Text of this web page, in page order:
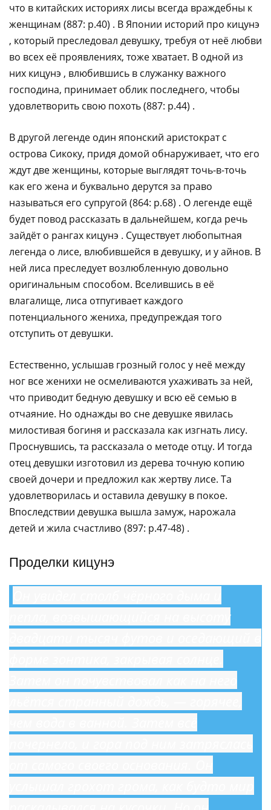
что в китайских историях лисы всегда враждебны к
женщинам (887: p.40) . В Японии историй про кицунэ
, который преследовал девушку, требуя от неё любви
во всех её проявлениях, тоже хватает. В одной из
них кицунэ , влюбившись в служанку важного
господина, принимает облик последнего, чтобы
удовлетворить свою похоть (887: p.44) .
В другой легенде один японский аристократ c
острова Сикоку, придя домой обнаруживает, что его
ждут две женщины, которые выглядят точь-в-точь
как его жена и буквально дерутся за право
называться его супругой (864: p.68) . О легенде ещё
будет повод рассказать в дальнейшем, когда речь
зайдёт о рангах кицунэ . Существует любопытная
легенда о лисе, влюбившейся в девушку, и у айнов. В
ней лиса преследует возлюбленную довольно
оригинальным способом. Вселившись в её
влагалище, лиса отпугивает каждого
потенциального жениха, предупреждая того
отступить от девушки.
Естественно, услышав грозный голос у неё между
ног все женихи не осмеливаются ухаживать за ней,
что приводит бедную девушку и всю её семью в
отчаяние. Но однажды во сне девушке явилась
милостивая богиня и рассказала как изгнать лису.
Проснувшись, та рассказала о методе отцу. И тогда
отец девушки изготовил из дерева точную копию
своей дочери и предложил как жертву лисе. Та
удовлетворилась и оставила девушку в покое.
Впоследствии девушка вышла замуж, нарожала
детей и жила счастливо (897: p.47-48) .​‌‌​‌‌​ ​‌​‌‌‌‌ ​​​‌​‌ ​​‌‌​​ ​​‌‌‌​ ​‌​​​‌ ​​‌‌‌​ ​​​‌‌‌ ​​‌​‌​ ​‌​​​‌ ​​‌‌‌​ ​​‌‌‌‌ ​‌​​​‌ ​​‌​‌​ ​​‌​‌‌ ​‌​​‌‌ ​‌​‌​‌​ ​‌‌​‌‌​ ​‌‌‌​‌‌ ​​‌‌‌‌
Проделки кицунэ